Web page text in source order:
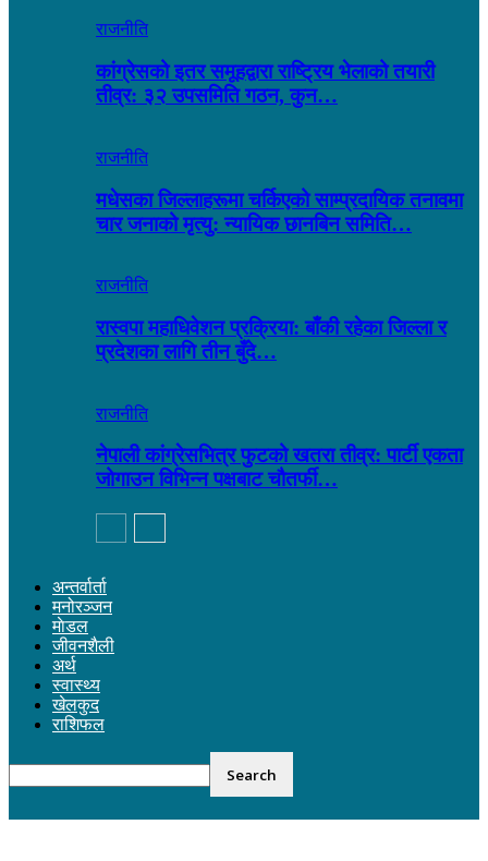
राजनीति
कांग्रेसको इतर समूहद्वारा राष्ट्रिय भेलाको तयारी
तीव्र: ३२ उपसमिति गठन, कुन…
राजनीति
मधेसका जिल्लाहरूमा चर्किएको साम्प्रदायिक तनावमा
चार जनाको मृत्यु: न्यायिक छानबिन समिति…
राजनीति
रास्वपा महाधिवेशन प्रक्रिया: बाँकी रहेका जिल्ला र
प्रदेशका लागि तीन बुँदे…
राजनीति
नेपाली कांग्रेसभित्र फुटको खतरा तीव्र: पार्टी एकता
जोगाउन विभिन्न पक्षबाट चौतर्फी…
अन्तर्वार्ता
मनोरञ्जन
माेडल
जीवनशैली
अर्थ
स्वास्थ्य
खेलकुद
राशिफल